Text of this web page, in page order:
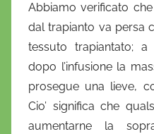
Abbiamo verificato
dal trapianto va persa
tessuto trapiantato;
dopo l’infusione la
prosegue una lieve,
Cio’ significa che
aumentarne la